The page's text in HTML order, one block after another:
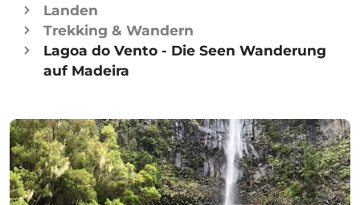
Landen
Trekking & Wandern
Lagoa do Vento - Die Seen Wanderung
auf Madeira